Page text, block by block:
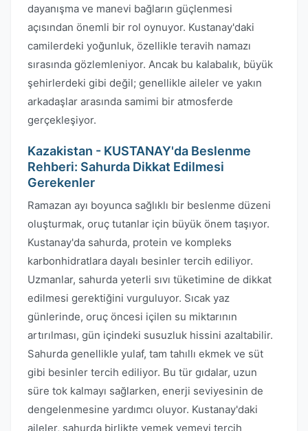
dayanışma ve manevi bağların güçlenmesi
açısından önemli bir rol oynuyor. Kustanay'daki
camilerdeki yoğunluk, özellikle teravih namazı
sırasında gözlemleniyor. Ancak bu kalabalık, büyük
şehirlerdeki gibi değil; genellikle aileler ve yakın
arkadaşlar arasında samimi bir atmosferde
gerçekleşiyor.
Kazakistan - KUSTANAY'da Beslenme
Rehberi: Sahurda Dikkat Edilmesi
Gerekenler
Ramazan ayı boyunca sağlıklı bir beslenme düzeni
oluşturmak, oruç tutanlar için büyük önem taşıyor.
Kustanay'da sahurda, protein ve kompleks
karbonhidratlara dayalı besinler tercih ediliyor.
Uzmanlar, sahurda yeterli sıvı tüketimine de dikkat
edilmesi gerektiğini vurguluyor. Sıcak yaz
günlerinde, oruç öncesi içilen su miktarının
artırılması, gün içindeki susuzluk hissini azaltabilir.
Sahurda genellikle yulaf, tam tahıllı ekmek ve süt
gibi besinler tercih ediliyor. Bu tür gıdalar, uzun
süre tok kalmayı sağlarken, enerji seviyesinin de
dengelenmesine yardımcı oluyor. Kustanay'daki
aileler, sahurda birlikte yemek yemeyi tercih